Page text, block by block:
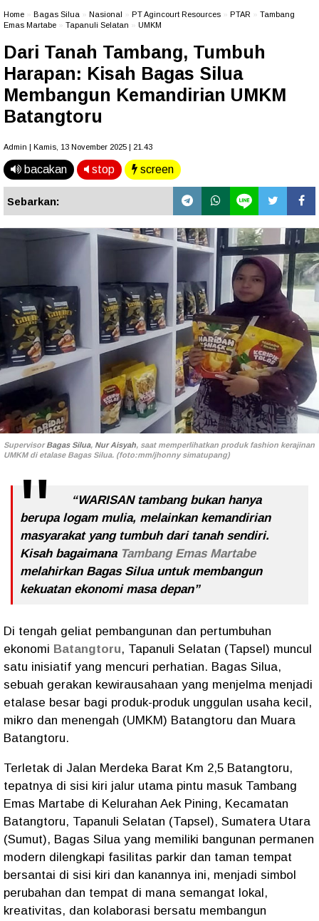
Home Bagas Silua Nasional PT Agincourt Resources PTAR
Tambang
Emas Martabe
Tapanuli Selatan UMKM
Dari Tanah Tambang, Tumbuh
Harapan: Kisah Bagas Silua
Membangun Kemandirian UMKM
Batangtoru
Admin | Kamis, 13 November 2025 | 21.43
bacakan stop screen
Sebarkan:
SupervisorBagas Silua, Nur Aisyah, saat memperlihatkan produk fashion kerajinan
UMKM di etalase Bagas Silua. (foto:mm/jhonny simatupang)
“WARISAN tambang bukan hanya
berupa logam mulia, melainkan kemandirian
masyarakat yang tumbuh dari tanah sendiri.
Kisah bagaimana Tambang Emas Martabe
melahirkan Bagas Silua untuk membangun
kekuatan ekonomi masa depan”
Di tengah geliat pembangunan dan pertumbuhan
ekonomi Batangtoru, Tapanuli Selatan (Tapsel) muncul
satu inisiatif yang mencuri perhatian. Bagas Silua,
sebuah gerakan kewirausahaan yang menjelma menjadi
etalase besar bagi produk-produk unggulan usaha kecil,
mikro dan menengah (UMKM) Batangtoru dan Muara
Batangtoru.
Terletak di Jalan Merdeka Barat Km 2,5 Batangtoru,
tepatnya di sisi kiri jalur utama pintu masuk Tambang
Emas Martabe di Kelurahan Aek Pining, Kecamatan
Batangtoru, Tapanuli Selatan (Tapsel), Sumatera Utara
(Sumut), Bagas Silua yang memiliki bangunan permanen
modern dilengkapi fasilitas parkir dan taman tempat
bersantai di sisi kiri dan kanannya ini, menjadi simbol
perubahan dan tempat di mana semangat lokal,
kreativitas, dan kolaborasi bersatu membangun